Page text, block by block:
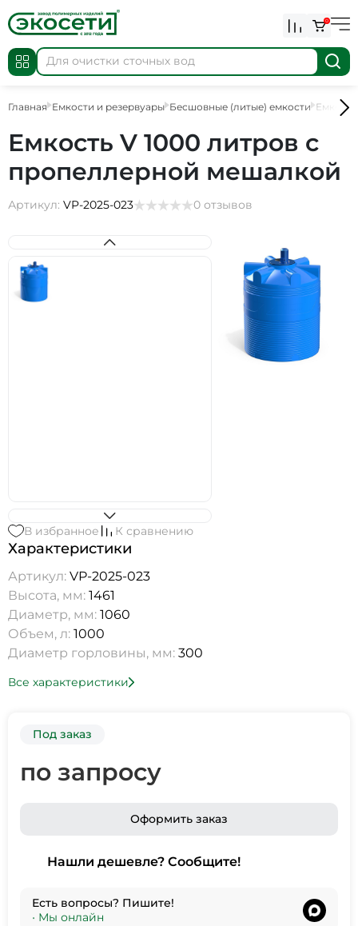
0
Главная Емкости и резервуары Бесшовные (литые) емкости
Емкость V 1000 литров с
пропеллерной мешалкой
Артикул: VP-2025-023 0 отзывов
В избранное К сравнению
Характеристики
Артикул: VP-2025-023
Высота, мм: 1461
Диаметр, мм: 1060
Объем, л: 1000
Диаметр горловины, мм: 300
Все характеристики
Под заказ
по запросу
Оформить заказ
Нашли дешевле? Сообщите!
Есть вопросы? Пишите!
• Мы онлайн